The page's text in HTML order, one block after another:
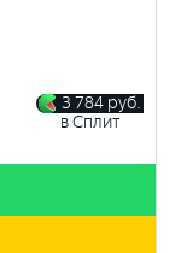
3 784 руб.
в Сплит